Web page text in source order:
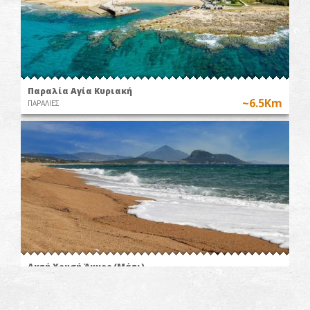
Παραλία Αγία Κυριακή
ΠΑΡΑΛΙΕΣ ~6.5Km
Ακτή Χρυσή Άμμος (Μάτι)